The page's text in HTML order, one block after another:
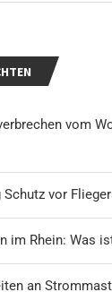
vom
vor
im Rhein: Was
an